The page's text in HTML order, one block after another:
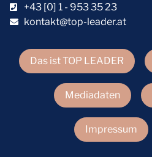
Das ist TOP LEADER
Mediadaten
Impressum
+43 [0] 1 - 953 35 23
kontakt@top-leader.at